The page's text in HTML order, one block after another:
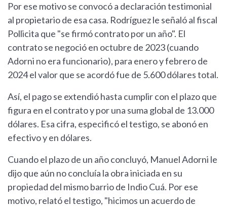
Por ese motivo se convocó a declaración testimonial
al propietario de esa casa. Rodríguez le señaló al fiscal
Pollicita que "se firmó contrato por un año". El
contrato se negoció en octubre de 2023 (cuando
Adorni no era funcionario), para enero y febrero de
2024 el valor que se acordó fue de 5.600 dólares total.
Así, el pago se extendió hasta cumplir con el plazo que
figura en el contrato y por una suma global de 13.000
dólares. Esa cifra, especificó el testigo, se abonó en
efectivo y en dólares.
Cuando el plazo de un año concluyó, Manuel Adorni le
dijo que aún no concluía la obra iniciada en su
propiedad del mismo barrio de Indio Cuá. Por ese
motivo, relató el testigo, "hicimos un acuerdo de